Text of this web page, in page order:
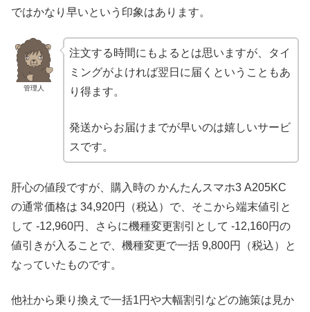
ではかなり早いという印象はあります。
管理人
注文する時間にもよるとは思いますが、タイ
ミングがよければ翌日に届くということもあ
り得ます。
発送からお届けまでが早いのは嬉しいサービ
スです。
肝心の値段ですが、購入時の かんたんスマホ3 A205KC
の通常価格は 34,920円（税込）で、そこから端末値引と
して -12,960円、さらに機種変更割引として -12,160円の
値引きが入ることで、機種変更で一括 9,800円（税込）と
なっていたものです。
他社から乗り換えで一括1円や大幅割引などの施策は見か